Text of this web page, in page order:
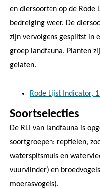
en diersoorten op de Rode
bedreiging weer. De
zijn vervolgens gesplitst in
groep landfauna. Planten
gelaten.
Rode Lijst Indicator,
Soortselecties
De RLI van landfauna is
soortgroepen: reptielen,
waterspitsmuis en
vuurvlinder) en
moerasvogels).